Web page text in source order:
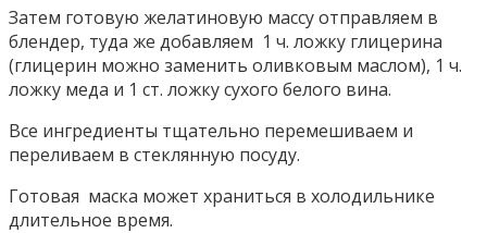
Затем готовую желатиновую массу отправляем в
блендер, туда же добавляем 1 ч. ложку глицерина
(глицерин можно заменить оливковым маслом), 1 ч.
ложку меда и 1 ст. ложку сухого белого вина.
Все ингредиенты тщательно перемешиваем и
переливаем в стеклянную посуду.
Готовая маска может храниться в холодильнике
длительное время.